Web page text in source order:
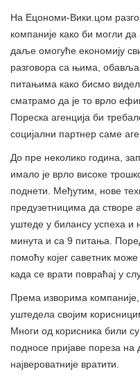
На Ецономи-Вики.цом
компаније како би могли
даље омогуће економију
разговора са њима,
питањима како бисмо
сматрамо да је то врло
Пореска агенција би
социјални партнер саме
До пре неколико година,
имало је врло високе
поднети. Међутим, нове
предузетницима да створе
уштеде у билансу успеха
минута и са 9 питања.
помоћу којег саветник
када се врати повраћај у
Према изворима
уштедела својим
Многи од корисника били
подносе пријаве пореза на
највероватније вратити.